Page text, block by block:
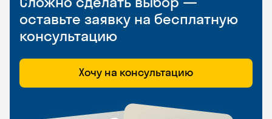
оставьте заявку на бесплатную
консультацию
Хочу на консультацию